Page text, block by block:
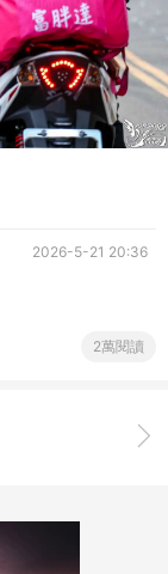
2026-5-21 20:36
2萬閱讀